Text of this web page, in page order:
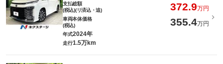
支払総額
(税込)(リ済込・追)
372.9万円
車両本体価格
(税込)
355.4万円
年式2024年
走行1.5万km